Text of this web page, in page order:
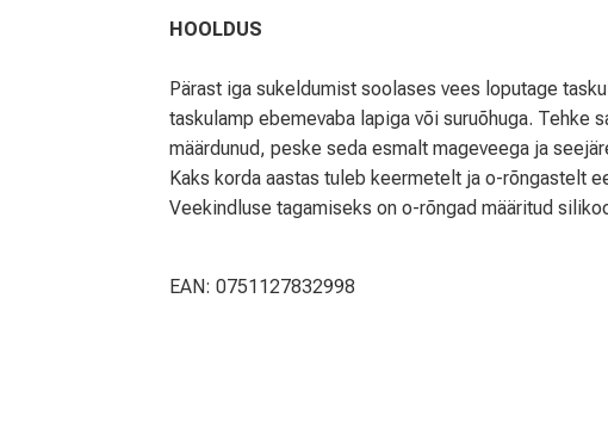
HOOLDUS
Pärast iga sukeldumist soolases vees loputage
taskulamp ebemevaba lapiga või suruõhuga. Tehke
määrdunud, peske seda esmalt mageveega ja
Kaks korda aastas tuleb keermetelt ja o-rõngastelt
Veekindluse tagamiseks on o-rõngad määritud
EAN: 0751127832998